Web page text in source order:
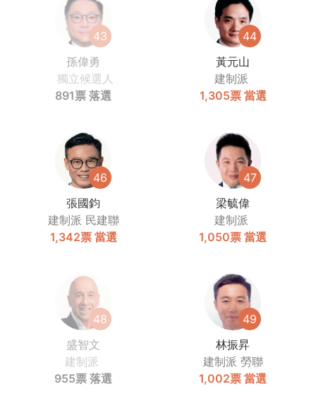
43
孫偉勇
獨立候選人
891票 落選
44
黃元山
建制派
1,305票 當選
46
張國鈞
建制派 民建聯
1,342票 當選
47
梁毓偉
建制派
1,050票 當選
48
盛智文
建制派
955票 落選
49
林振昇
建制派 勞聯
1,002票 當選